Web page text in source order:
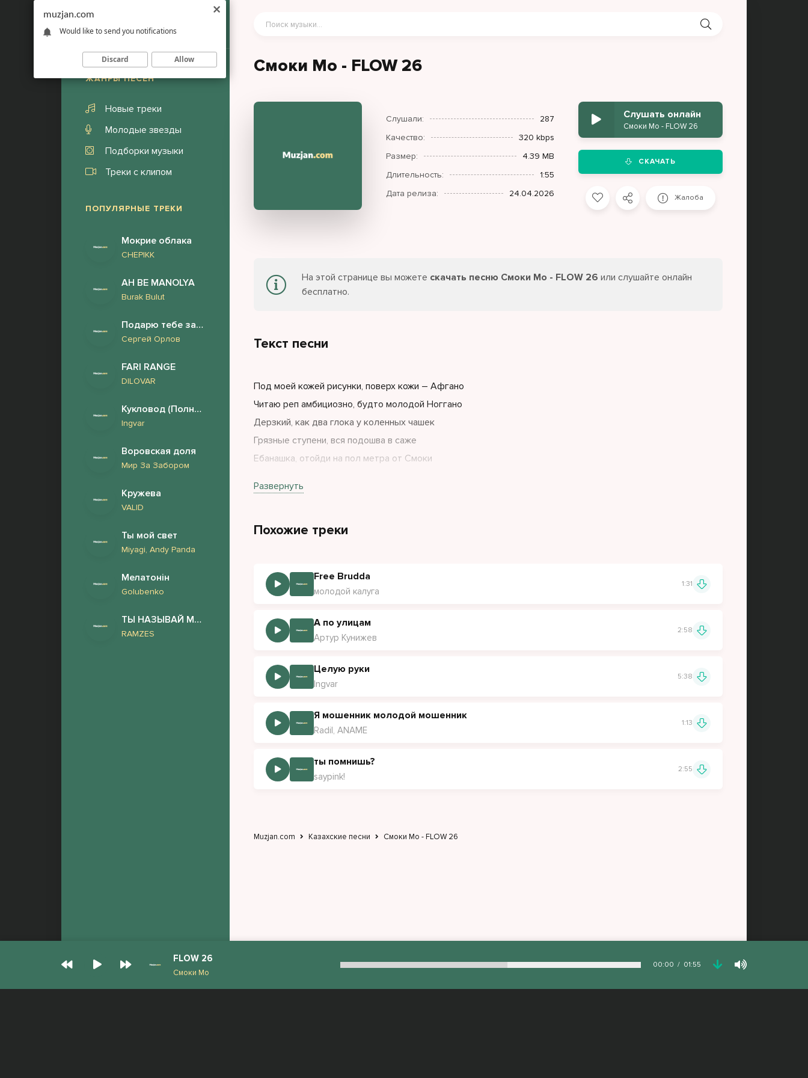
ЖАНРЫ ПЕСЕН
Новые треки
Молодые звезды
Подборки музыки
Треки с клипом
ПОПУЛЯРНЫЕ ТРЕКИ
Мокрие облака
CHEPIKK
AH BE MANOLYA
Burak Bulut
Подарю тебе закат
Сергей Орлов
FARI RANGE
DILOVAR
Кукловод (Полная версия)
Ingvar
Воровская доля
Мир За Забором
Кружева
VALID
Ты мой свет
Miyagi, Andy Panda
Мелатонін
Golubenko
ТЫ НАЗЫВАЙ МЕНЯ ЛЮБИМЫМ
RAMZES
Смоки Мо - FLOW 26
Слушали:
287
Качество:
320 kbps
Размер:
4.39 MB
Длительность:
1:55
Дата релиза:
24.04.2026
Слушать онлайн
Смоки Мо - FLOW 26
СКАЧАТЬ
Жалоба
На этой странице вы можете скачать песню Смоки Мо - FLOW 26 или слушайте онлайн
бесплатно.
Текст песни
Под моей кожей рисунки, поверх кожи – Афгано
Читаю реп амбициозно, будто молодой Ноггано
Дерзкий, как два глока у коленных чашек
Грязные ступени, вся подошва в саже
Ебанашка, отойди на пол метра от Смоки
Я на блоке. Хочу рок-н-ролла пару суток
Матрица глючит, че нам терять, амиго
Твои демоны не спят, не подлежат обмену
Черный ремень на моих джинсах с головой медузы
Следы на моей шее, там были укусы
Развернуть
Похожие треки
Free Brudda
молодой калуга
1:31
А по улицам
Артур Кунижев
2:58
Целую руки
Ingvar
5:38
Я мошенник молодой мошенник
Radil, ANAME
1:13
ты помнишь?
saypink!
2:55
Muzjan.com Казахские песни Смоки Мо - FLOW 26
FLOW 26
Смоки Мо
00:00 01:55
muzjan.com
Would like to send you notifications
Discard Allow